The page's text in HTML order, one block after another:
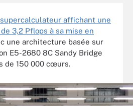
affichant une
3,2 Pflops à sa mise en
une architecture basée sur
E5-2680 8C Sandy Bridge
de 150 000 cœurs.